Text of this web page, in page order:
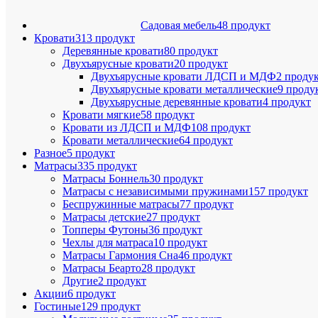
Садовая мебель48 продукт
Кровати313 продукт
Деревянные кровати80 продукт
Двухъярусные кровати20 продукт
Двухъярусные кровати ЛДСП и МДФ2
Двухъярусные кровати металлические9
Двухъярусные деревянные кровати4 продукт
Кровати мягкие58 продукт
Кровати из ЛДСП и МДФ108 продукт
Кровати металлические64 продукт
Разное5 продукт
Матрасы335 продукт
Матрасы Боннель30 продукт
Матрасы с независимыми пружинами157 продукт
Беспружинные матрасы77 продукт
Матрасы детские27 продукт
Топперы Футоны36 продукт
Чехлы для матраса10 продукт
Матрасы Гармония Сна46 продукт
Матрасы Беарто28 продукт
Другие2 продукт
Акции6 продукт
Гостиные129 продукт